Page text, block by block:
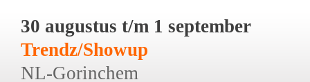
30 augustus t/m 1 september
Trendz/Showup
NL-Gorinchem